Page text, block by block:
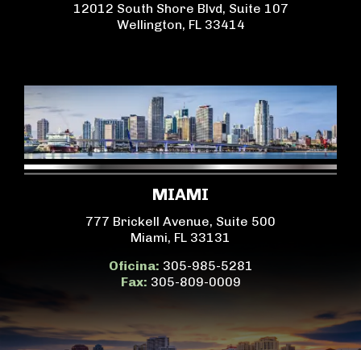
12012 South Shore Blvd, Suite 107
Wellington, FL 33414
MIAMI
777 Brickell Avenue, Suite 500
Miami, FL 33131
Oficina: 305-985-5281
Fax: 305-809-0009